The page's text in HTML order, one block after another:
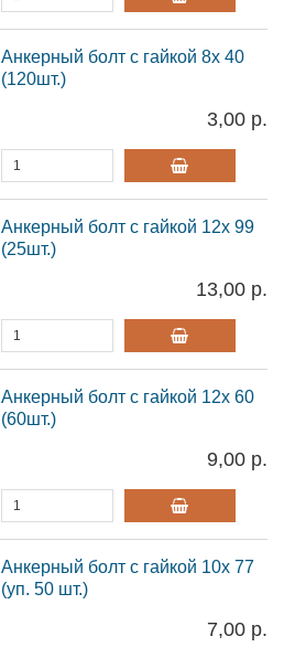
Анкерный болт с гайкой 8х 40
(120шт.)
3,00 р.
Анкерный болт с гайкой 12х 99
(25шт.)
13,00 р.
Анкерный болт с гайкой 12х 60
(60шт.)
9,00 р.
Анкерный болт с гайкой 10х 77
(уп. 50 шт.)
7,00 р.